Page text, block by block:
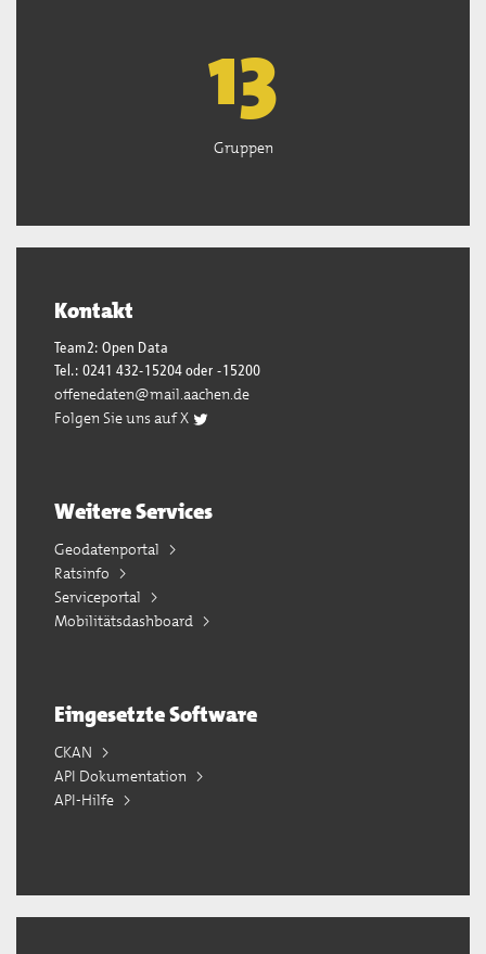
13
Gruppen
Kontakt
Team2: Open Data
Tel.: 0241 432-15204 oder -15200
offenedaten@mail.aachen.de
Folgen Sie uns auf X
Weitere Services
Geodatenportal
Ratsinfo
Serviceportal
Mobilitätsdashboard
Eingesetzte Software
CKAN
API Dokumentation
API-Hilfe